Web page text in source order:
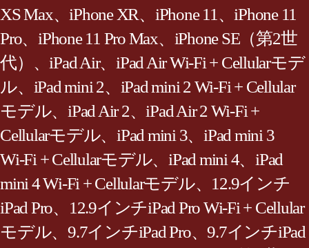
XS Max、iPhone XR、iPhone 11、iPhone 11
Pro、iPhone 11 Pro Max、iPhone SE（第2世
代）、iPad Air、iPad Air Wi‑Fi + Cellularモデ
ル、iPad mini 2、iPad mini 2 Wi‑Fi + Cellular
モデル、iPad Air 2、iPad Air 2 Wi‑Fi +
Cellularモデル、iPad mini 3、iPad mini 3
Wi‑Fi + Cellularモデル、iPad mini 4、iPad
mini 4 Wi‑Fi + Cellularモデル、12.9インチ
iPad Pro、12.9インチiPad Pro Wi‑Fi + Cellular
モデル、9.7インチiPad Pro、9.7インチiPad